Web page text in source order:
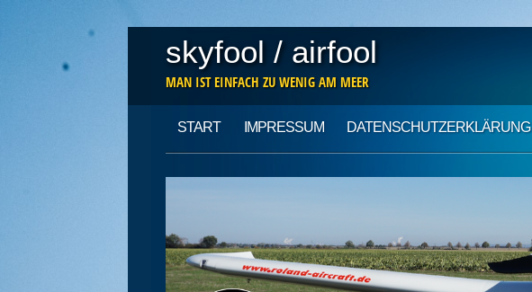
skyfool / airfool
MAN IST EINFACH ZU WENIG AM MEER
Main menu
content
START IMPRESSUM DATENSCHUTZ­ERKLÄRUNG